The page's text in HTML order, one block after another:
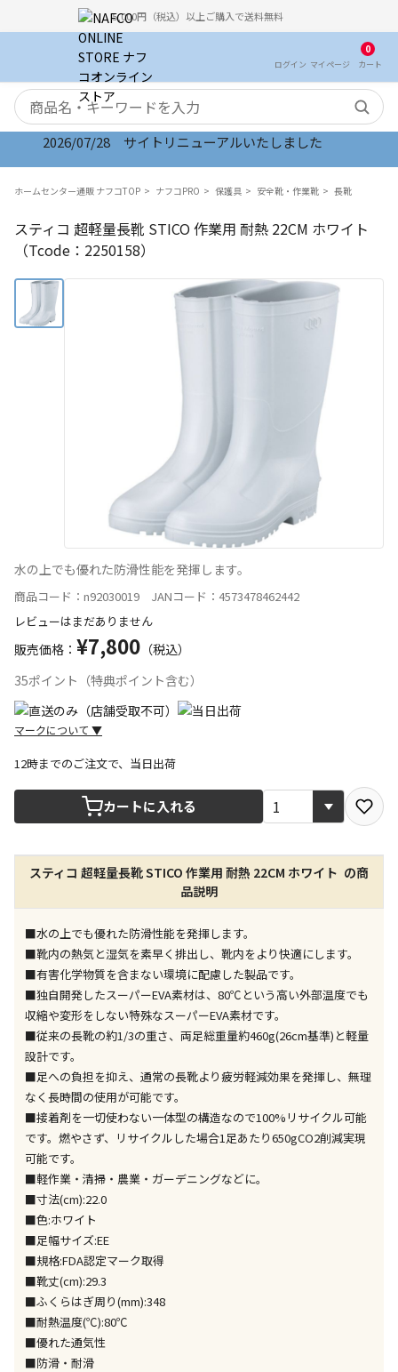
5,000円（税込）以上ご購入で送料無料
ログイン マイ ページ
0
カート
検索キーワード
2026/07/28 サイトリニューアルいたしました
ホームセンター通販 ナフコTOP ナフコPRO 保護具 安全靴・作業靴 長靴
スティコ 超軽量長靴 STICO 作業用 耐熱 22CM ホワイト
（Tcode：2250158）
水の上でも優れた防滑性能を発揮します。
商品コード：n92030019 JANコード：4573478462442
レビューはまだありません
販売価格： ¥7,800 （税込）
35ポイント（特典ポイント含む）
マークについて ▼
宅配や店舗受取を選択できる商品です
店舗のみで受取できる商品です（宅配便でのお届けが
できません）
※同時購入の商品は、全て同じ店舗での受取となりま
す
特定の店舗のみで受取ができる商品です（宅配便での
お届けができません）
※同時購入の商品は、全て同じ店舗での受取となりま
す
委託業者によりお届けする商品です
※ほか商品との同時購入はできません。お手数です
が、ご購入手続きを分けてお買い求めください
※支払い方法の代金引換は選択できません。
※電話注文はできません。
宅配のみでお届けする商品です（店舗受取は選択でき
※「宅配・店舗受取」「宅配のみ」マークの商品のみ
同時購入が可能です
午前9時までのご注文確定した商品については、当日に
出荷いたします。
ただし、メーカーの営業日に基づき出荷手続きを行う
ため、通常よりお時間をいただく場合がございます。
また、日曜・祝日や年末年始などの長期休業期間中
は、休業明けからの出荷対応となります。
設置工事代金も含まれた商品です
12時までのご注文で、当日出荷
カートに入れる
スティコ 超軽量長靴 STICO 作業用 耐熱 22CM ホワイト の商
品説明
■水の上でも優れた防滑性能を発揮します。
■靴内の熱気と湿気を素早く排出し、靴内をより快適にします。
■有害化学物質を含まない環境に配慮した製品です。
■独自開発したスーパーEVA素材は、80℃という高い外部温度でも
収縮や変形をしない特殊なスーパーEVA素材です。
■従来の長靴の約1/3の重さ、両足総重量約460g(26cm基準)と軽量
設計です。
■足への負担を抑え、通常の長靴より疲労軽減効果を発揮し、無理
なく長時間の使用が可能です。
■接着剤を一切使わない一体型の構造なので100%リサイクル可能
です。燃やさず、リサイクルした場合1足あたり650gCO2削減実現
可能です。
■軽作業・清掃・農業・ガーデニングなどに。
■寸法(cm):22.0
■色:ホワイト
■足幅サイズ:EE
■規格:FDA認定マーク取得
■靴丈(cm):29.3
■ふくらはぎ周り(mm):348
■耐熱温度(℃):80℃
■優れた通気性
■防滑・耐滑